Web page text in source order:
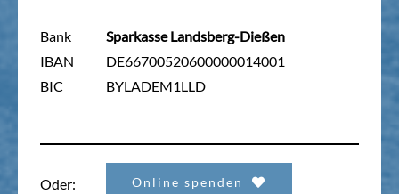
Bank
IBAN
BIC
Sparkasse Landsberg-Dießen
DE66700520600000014001
BYLADEM1LLD
Oder: Online spenden